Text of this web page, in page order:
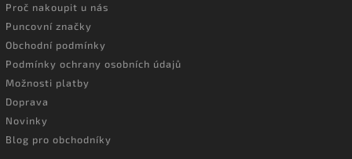
Proč nakoupit u nás
Puncovní značky
Obchodní podmínky
Podmínky ochrany osobních údajů
Možnosti platby
Doprava
Novinky
Blog pro obchodníky